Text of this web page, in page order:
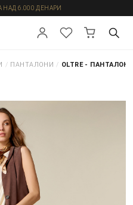
НАД 6.000 ДЕНАРИ
/ ПАНТАЛОНИ / OLTRE -